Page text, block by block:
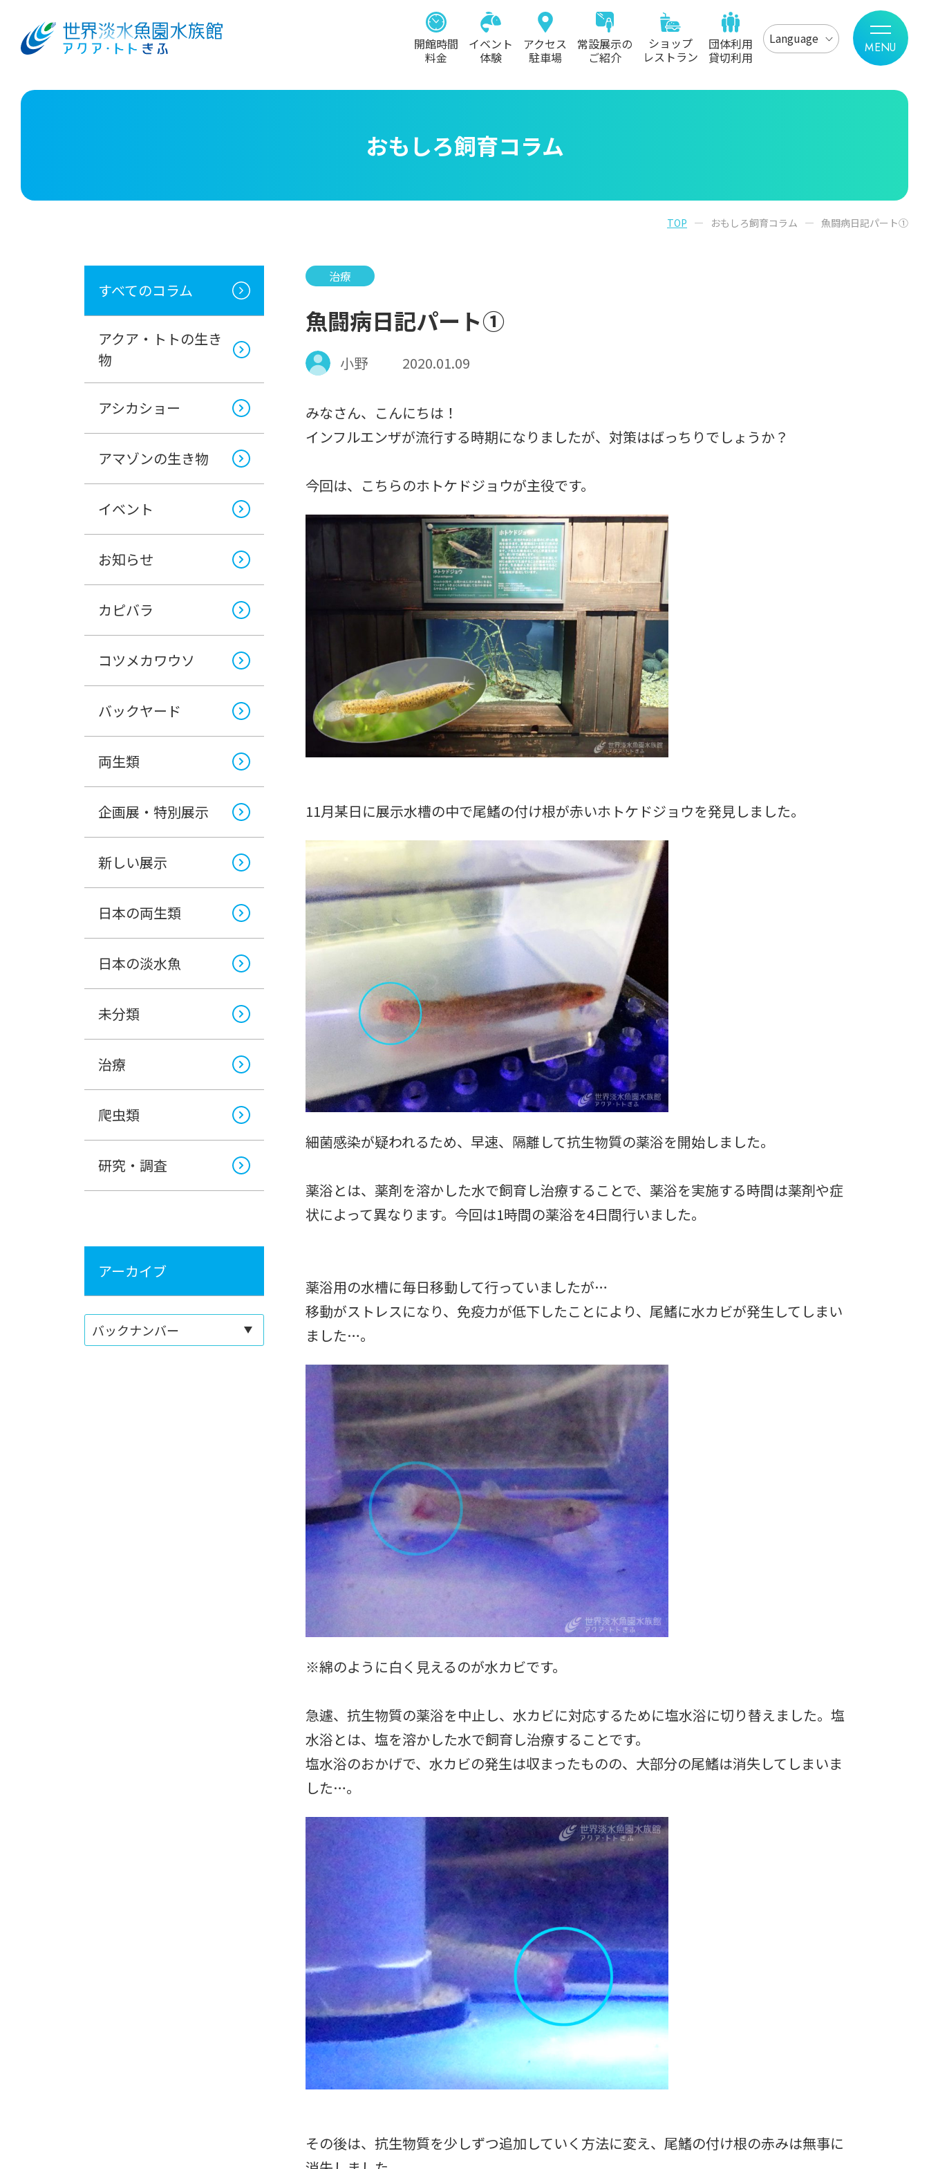
開館時間
料金
イベント
体験
アクセス
駐車場
常設展示の
ご紹介
ショップ
レストラン
団体利用
貸切利用
Language
おもしろ飼育コラム
TOP おもしろ飼育コラム 魚闘病日記パート①
すべてのコラム
アクア・トトの生き
物
アシカショー
アマゾンの生き物
イベント
お知らせ
カピバラ
コツメカワウソ
バックヤード
両生類
企画展・特別展示
新しい展示
日本の両生類
日本の淡水魚
未分類
治療
爬虫類
研究・調査
アーカイブ
治療
魚闘病日記パート①
小野 2020.01.09
みなさん、こんにちは！
インフルエンザが流行する時期になりましたが、対策はばっちりでしょうか？
今回は、こちらのホトケドジョウが主役です。
11月某日に展示水槽の中で尾鰭の付け根が赤いホトケドジョウを発見しました。
細菌感染が疑われるため、早速、隔離して抗生物質の薬浴を開始しました。
薬浴とは、薬剤を溶かした水で飼育し治療することで、薬浴を実施する時間は薬剤や症
状によって異なります。今回は1時間の薬浴を4日間行いました。
薬浴用の水槽に毎日移動して行っていましたが…
移動がストレスになり、免疫力が低下したことにより、尾鰭に水カビが発生してしまい
ました…。
※綿のように白く見えるのが水カビです。
急遽、抗生物質の薬浴を中止し、水カビに対応するために塩水浴に切り替えました。塩
水浴とは、塩を溶かした水で飼育し治療することです。
塩水浴のおかげで、水カビの発生は収まったものの、大部分の尾鰭は消失してしまいま
した…。
その後は、抗生物質を少しずつ追加していく方法に変え、尾鰭の付け根の赤みは無事に